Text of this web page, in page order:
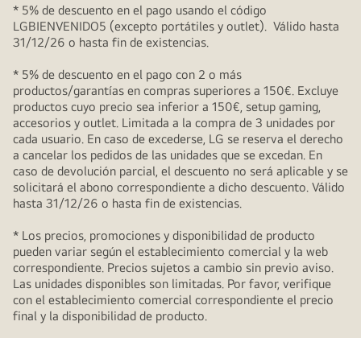
* 5% de descuento en el pago usando el código
LGBIENVENIDO5 (excepto portátiles y outlet). Válido hasta
31/12/26 o hasta fin de existencias.
* 5% de descuento en el pago con 2 o más
productos/garantías en compras superiores a 150€. Excluye
productos cuyo precio sea inferior a 150€, setup gaming,
accesorios y outlet. Limitada a la compra de 3 unidades por
cada usuario. En caso de excederse, LG se reserva el derecho
a cancelar los pedidos de las unidades que se excedan. En
caso de devolución parcial, el descuento no será aplicable y se
solicitará el abono correspondiente a dicho descuento. Válido
hasta 31/12/26 o hasta fin de existencias.
* Los precios, promociones y disponibilidad de producto
pueden variar según el establecimiento comercial y la web
correspondiente. Precios sujetos a cambio sin previo aviso.
Las unidades disponibles son limitadas. Por favor, verifique
con el establecimiento comercial correspondiente el precio
final y la disponibilidad de producto.